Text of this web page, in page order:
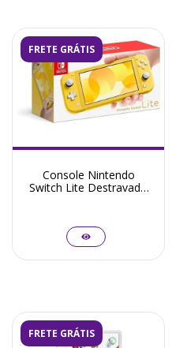
FRETE GRÁTIS
Console Nintendo
Switch Lite Destravado
FRETE GRÁTIS